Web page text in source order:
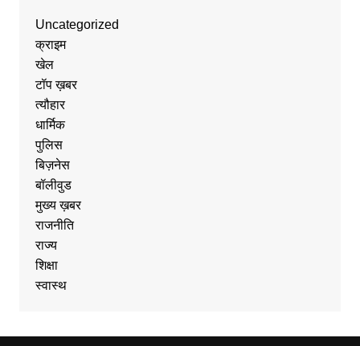
Uncategorized
क्राइम
खेल
टॉप ख़बर
त्यौहार
धार्मिक
पुलिस
बिज़नेस
बॉलीवुड
मुख्य ख़बर
राजनीति
राज्य
शिक्षा
स्वास्थ